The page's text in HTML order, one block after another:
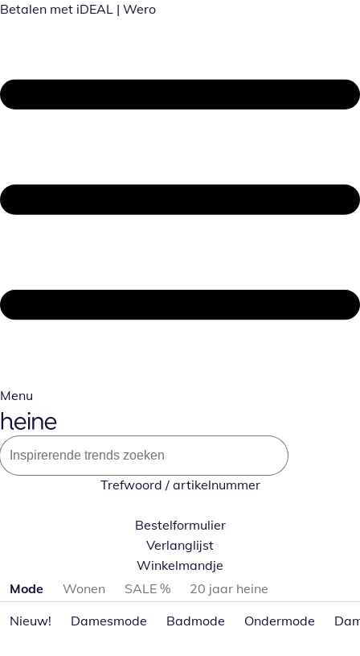
Betalen met iDEAL | Wero
Menu
Trefwoord / artikelnummer
Bestelformulier
Verlanglijst
Winkelmandje
Productcategorieën overslaan
Mode Wonen SALE %
20 jaar heine
Nieuw!
Damesmode Badmode Ondermode